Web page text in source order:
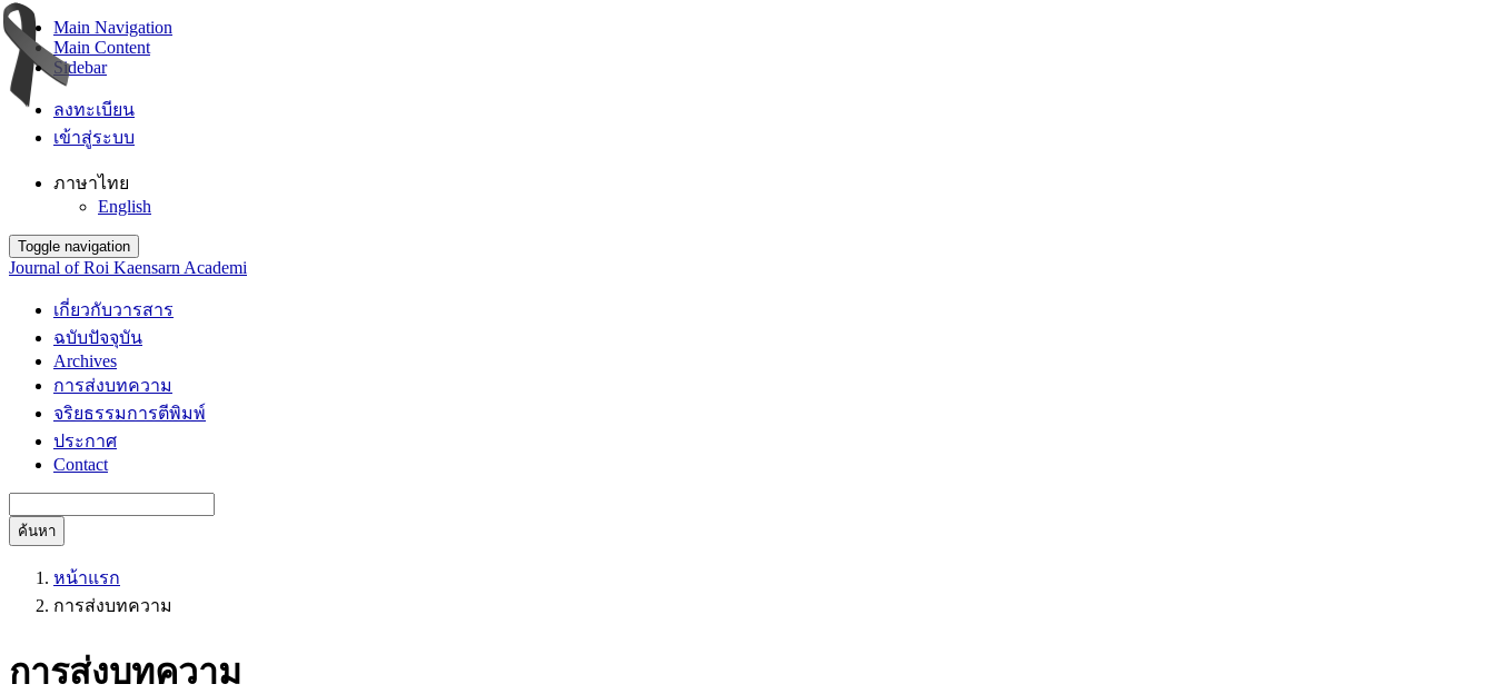
Main Navigation
Main Content
Sidebar
ลงทะเบียน
เข้าสู่ระบบ
ภาษาไทย
English
Toggle navigation
Journal of Roi Kaensarn Academi
เกี่ยวกับวารสาร
ฉบับปัจจุบัน
Archives
การส่งบทความ
จริยธรรมการตีพิมพ์
ประกาศ
Contact
ค้นหา
หน้าแรก
การส่งบทความ
การส่งบทความ